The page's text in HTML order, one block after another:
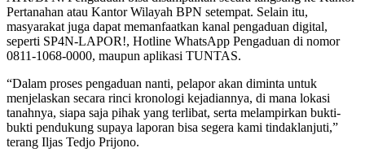
Pertanahan atau Kantor Wilayah BPN setempat. Selain itu,
masyarakat juga dapat memanfaatkan kanal pengaduan digital,
seperti SP4N-LAPOR!, Hotline WhatsApp Pengaduan di nomor
0811-1068-0000, maupun aplikasi TUNTAS.
“Dalam proses pengaduan nanti, pelapor akan diminta untuk
menjelaskan secara rinci kronologi kejadiannya, di mana lokasi
tanahnya, siapa saja pihak yang terlibat, serta melampirkan bukti-
bukti pendukung supaya laporan bisa segera kami tindaklanjuti,”
terang Iljas Tedjo Prijono.